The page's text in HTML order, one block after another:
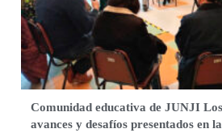
Comunidad educativa de JUNJI
avances y desafíos presentados en